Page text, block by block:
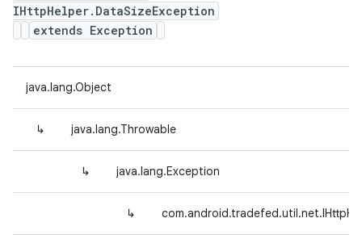
IHttpHelper.DataSizeException
extends Exception
java.lang.Object
↳ java.lang.Throwable
↳ java.lang.Exception
↳